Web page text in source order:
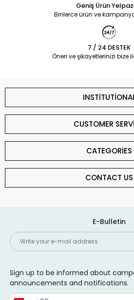
Geniş Ürün
Binlerce ürün ve
7 / 24 DESTEK
Öneri ve şikayetlerinizi bize
CUSTOMER
CATEGORİES
CONTACT US
E-Bulletin
Sign up to be informed about
announcements and notifications.